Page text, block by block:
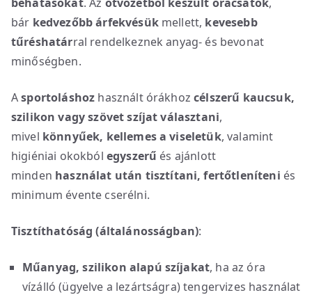
bár kedvezőbb árfekvésükmellett, kevesebb
tűréshatárral rendelkeznek anyag- és bevonat
minőségben.
Asportoláshoz használt órákhozcélszerű kaucsuk,
szilikon vagy szövet szíjat választani,
mivel könnyűek, kellemes a viseletük, valamint
higiéniai okokból egyszerű és ajánlott
minden használat után tisztítani, fertőtleníteni és
minimum évente cserélni.
Tisztíthatóság (általánosságban):
Műanyag, szilikon alapú szíjakat, ha az óra
vízálló (ügyelve a lezártságra) tengervizes használat